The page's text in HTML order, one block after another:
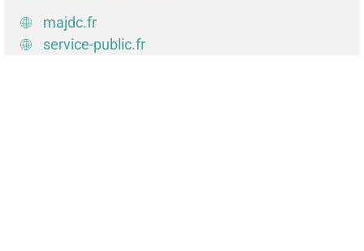
majdc.fr
service-public.fr